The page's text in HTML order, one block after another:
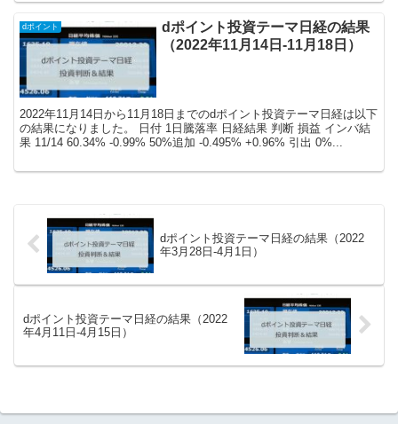
dポイント
dポイント投資テーマ日経の結果
（2022年11月14日-11月18日）
2022年11月14日から11月18日までのdポイント投資テーマ日経は以下
の結果になりました。 日付 1日騰落率 日経結果 判断 損益 インバ結
果 11/14 60.34% -0.99% 50%追加 -0.495% +0.96% 引出 0%...
dポイント投資テーマ日経の結果（2022
年3月28日-4月1日）
dポイント投資テーマ日経の結果（2022
年4月11日-4月15日）